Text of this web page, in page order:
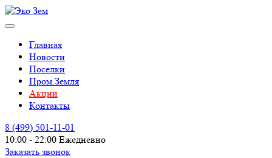
Главная
Новости
Поселки
Пром.Земля
Акции
Контакты
8 (499) 501-11-01
10:00 - 22:00 Ежедневно
Заказать звонок